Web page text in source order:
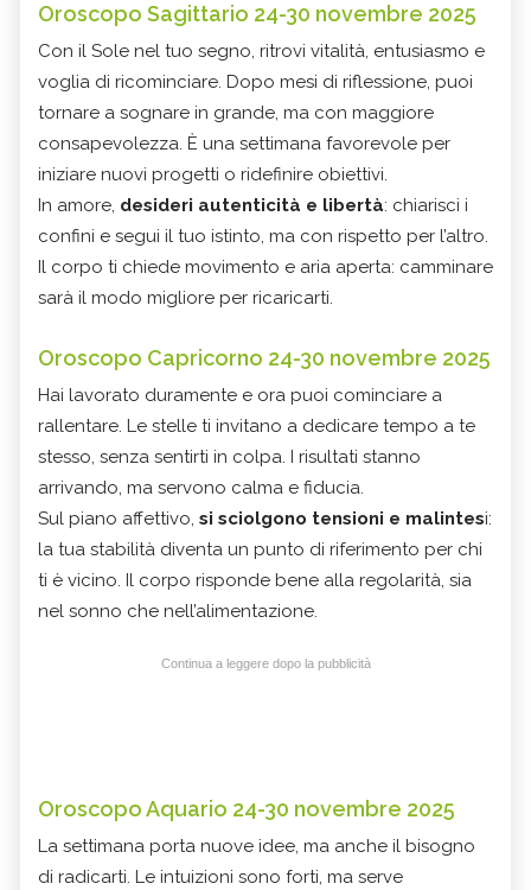
Oroscopo Sagittario 24-30 novembre 2025
Con il Sole nel tuo segno, ritrovi vitalità, entusiasmo e
voglia di ricominciare. Dopo mesi di riflessione, puoi
tornare a sognare in grande, ma con maggiore
consapevolezza. È una settimana favorevole per
iniziare nuovi progetti o ridefinire obiettivi.
In amore, desideri autenticità e libertà: chiarisci i
confini e segui il tuo istinto, ma con rispetto per l’altro.
Il corpo ti chiede movimento e aria aperta: camminare
sarà il modo migliore per ricaricarti.
Oroscopo Capricorno 24-30 novembre 2025
Hai lavorato duramente e ora puoi cominciare a
rallentare. Le stelle ti invitano a dedicare tempo a te
stesso, senza sentirti in colpa. I risultati stanno
arrivando, ma servono calma e fiducia.
Sul piano affettivo, si sciolgono tensioni e malintesi:
la tua stabilità diventa un punto di riferimento per chi
ti è vicino. Il corpo risponde bene alla regolarità, sia
nel sonno che nell’alimentazione.
Continua a leggere dopo la pubblicità
Oroscopo Aquario 24-30 novembre 2025
La settimana porta nuove idee, ma anche il bisogno
di radicarti. Le intuizioni sono forti, ma serve